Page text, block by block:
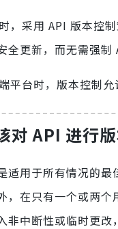
，采用 API 版本控
全更新，而无需强制
平台时，版本控制
对 API 进行版
适用于所有情况的
，在只有一个或两
非中断性或临时更